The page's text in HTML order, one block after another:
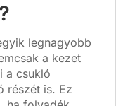
legnagyobb
a kezet
a csukló
részét is. Ez